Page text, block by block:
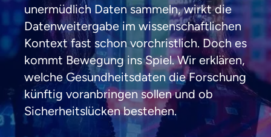
unermüdlich Daten sammeln, wirkt die
Datenweitergabe im wissenschaftlichen
Kontext fast schon vorchristlich. Doch es
kommt Bewegung ins Spiel. Wir erklären,
welche Gesundheitsdaten die Forschung
künftig voranbringen sollen und ob
Sicherheitslücken bestehen.